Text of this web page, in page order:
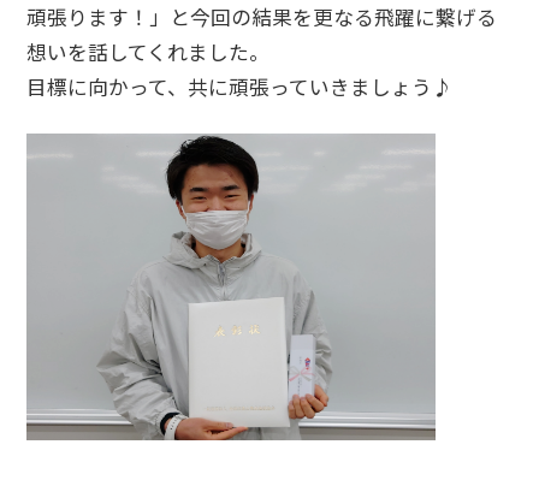
頑張ります！」と今回の結果を更なる飛躍に繋げる
想いを話してくれました。
目標に向かって、共に頑張っていきましょう♪